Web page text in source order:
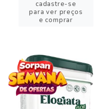
cadastre-se
para ver preços
e comprar